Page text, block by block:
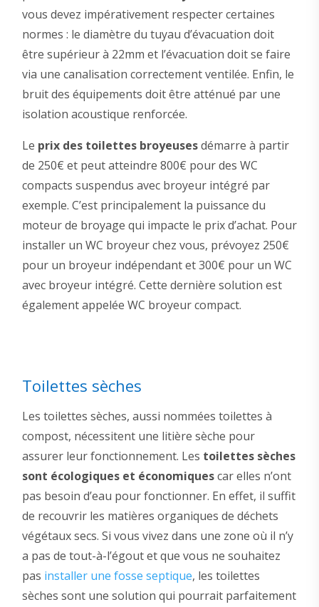
vous devez impérativement respecter certaines
normes : le diamètre du tuyau d’évacuation doit
être supérieur à 22mm et l’évacuation doit se faire
via une canalisation correctement ventilée. Enfin, le
bruit des équipements doit être atténué par une
isolation acoustique renforcée.
Le prix des toilettes broyeusesdémarre à partir
de 250€ et peut atteindre 800€ pour des WC
compacts suspendus avec broyeur intégré par
exemple. C’est principalement la puissance du
moteur de broyage qui impacte le prix d’achat. Pour
installer un WC broyeur chez vous, prévoyez 250€
pour un broyeur indépendant et 300€ pour un WC
avec broyeur intégré. Cette dernière solution est
également appelée WC broyeur compact.
Toilettes sèches
Les toilettes sèches, aussi nommées toilettes à
compost, nécessitent une litière sèche pour
assurer leur fonctionnement. Les toilettes sèches
sont écologiques et économiquescar elles n’ont
pas besoin d’eau pour fonctionner. En effet, il suffit
de recouvrir les matières organiques de déchets
végétaux secs. Si vous vivez dans une zone où il n’y
a pas de tout-à-l’égout et que vous ne souhaitez
pas installer une fosse septique, les toilettes
sèches sont une solution qui pourrait parfaitement